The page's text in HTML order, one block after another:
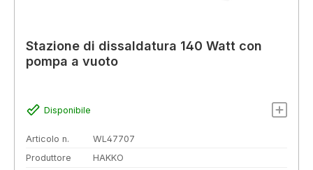
Stazione di dissaldatura 140 Watt con
pompa a vuoto
Disponibile
Articolo n.
WL47707
Produttore
HAKKO